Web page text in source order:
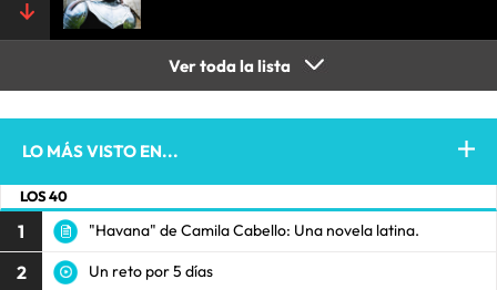
Ver toda la lista
LO MÁS VISTO EN...
LOS 40
1 "Havana" de Camila Cabello: Una novela latina.
2 Un reto por 5 días